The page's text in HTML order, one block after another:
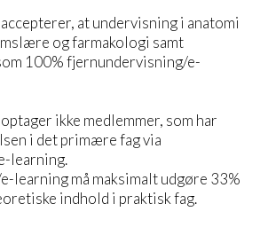
at undervisning i anatomi
og farmakologi samt
100% fjernundervisning/e-
ikke medlemmer, som har
i det primære fag via
learning.
learning må maksimalt udgøre 33%
indhold i praktisk fag.